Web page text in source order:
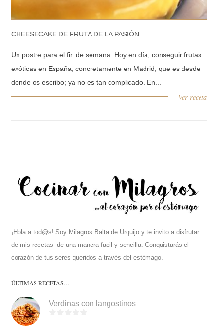
CHEESECAKE DE FRUTA DE LA PASIÓN
Un postre para el fin de semana. Hoy en día, conseguir frutas
exóticas en España, concretamente en Madrid, que es desde
donde os escribo; ya no es tan complicado. En...
Ver receta
¡Hola a tod@s! Soy Milagros Balta de Urquijo y te invito a disfrutar
de mis recetas, de una manera facil y sencilla. Conquistarás el
corazón de tus seres queridos a través del estómago.
ÚLTIMAS RECETAS…
Verdinas con langostinos